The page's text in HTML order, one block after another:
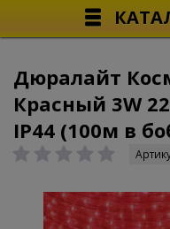
Дюралайт
Красный 3W
IP44 (100м в